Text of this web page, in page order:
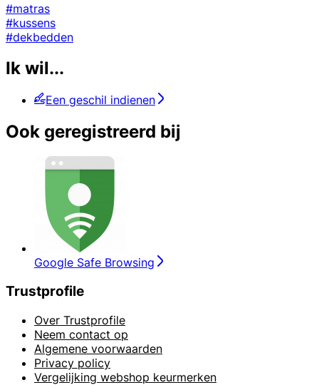
#matras
#kussens
#dekbedden
Ik wil...
Een geschil indienen
Ook geregistreerd bij
Google Safe Browsing
Trustprofile
Over Trustprofile
Neem contact op
Algemene voorwaarden
Privacy policy
Vergelijking webshop keurmerken